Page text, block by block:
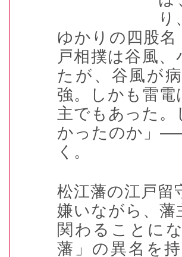
ゆかりの四股
戸相撲は谷風
たが、谷風が
強。しかも雷電
主でもあった
かったのか」
く。
松江藩の江戸留
嫌いながら、藩
関わることに
藩」の異名を